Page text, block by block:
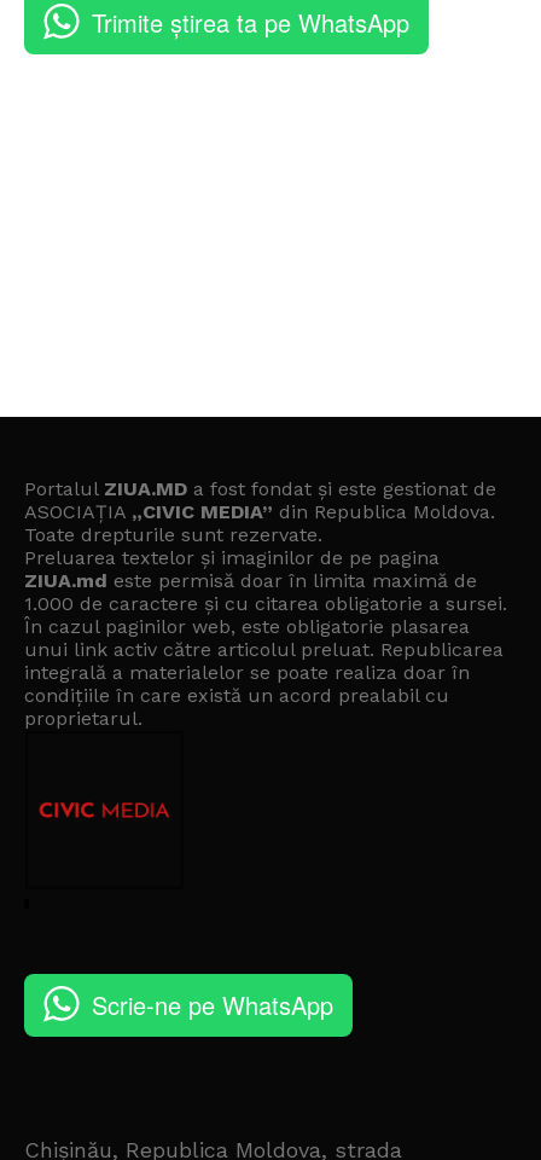
Trimite știrea ta pe WhatsApp
Portalul ZIUA.MD a fost fondat și este gestionat de
ASOCIAȚIA „CIVIC MEDIA” din Republica Moldova.
Toate drepturile sunt rezervate.
Preluarea textelor și imaginilor de pe pagina
ZIUA.md este permisă doar în limita maximă de
1.000 de caractere și cu citarea obligatorie a sursei.
În cazul paginilor web, este obligatorie plasarea
unui link activ către articolul preluat. Republicarea
integrală a materialelor se poate realiza doar în
condițiile în care există un acord prealabil cu
proprietarul.
Scrie-ne pe WhatsApp
Chișinău, Republica Moldova, strada